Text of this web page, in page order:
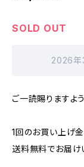
SOLD OUT
2026年
ご一読賜りますよ
1回のお買い上げ
送料無料でお届け